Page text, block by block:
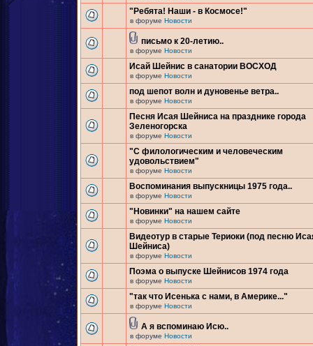
"Ребята! Наши - в Космосе!"
в форуме Новости
письмо к 20-летию..
в форуме Новости
Исай Шейнис в санатории ВОСХОД
в форуме Новости
под шепот волн и дуновенье ветра..
в форуме Новости
Песня Исая Шейниса на празднике города
Зеленогорска
в форуме Новости
"С филологическим и человеческим
удовольствием"
в форуме Новости
Воспоминания выпускницы 1975 года..
в форуме Новости
"Новинки" на нашем сайте
в форуме Новости
Видеотур в старые Териоки (под песню
Шейниса)
в форуме Новости
Поэма о выпуске Шейнисов 1974 года
в форуме Новости
"так что Исенька с нами, в Америке..."
в форуме Новости
А я вспоминаю Исю..
в форуме Новости